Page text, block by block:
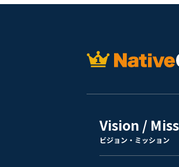
Vision /
ビジョン・ミッション